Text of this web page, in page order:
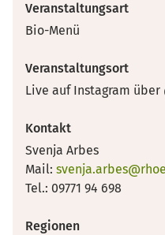
Veranstaltungsart
Bio-Menü
Veranstaltungsort
Live auf Instagram über
Kontakt
Svenja Arbes
Mail:
Tel.: 09771 94 698
Regionen